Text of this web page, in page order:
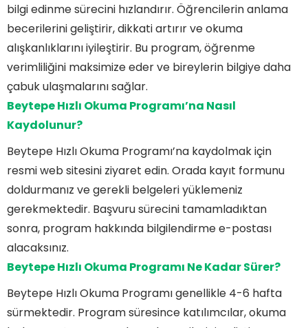
bilgi edinme sürecini hızlandırır. Öğrencilerin anlama
becerilerini geliştirir, dikkati artırır ve okuma
alışkanlıklarını iyileştirir. Bu program, öğrenme
verimliliğini maksimize eder ve bireylerin bilgiye daha
çabuk ulaşmalarını sağlar.
Beytepe Hızlı Okuma Programı’na Nasıl
Kaydolunur?
Beytepe Hızlı Okuma Programı’na kaydolmak için
resmi web sitesini ziyaret edin. Orada kayıt formunu
doldurmanız ve gerekli belgeleri yüklemeniz
gerekmektedir. Başvuru sürecini tamamladıktan
sonra, program hakkında bilgilendirme e-postası
alacaksınız.
Beytepe Hızlı Okuma Programı Ne Kadar Sürer?
Beytepe Hızlı Okuma Programı genellikle 4-6 hafta
sürmektedir. Program süresince katılımcılar, okuma